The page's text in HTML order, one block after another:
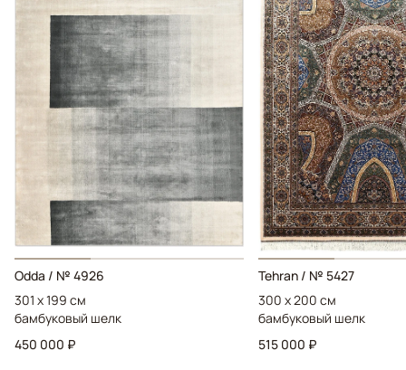
Odda / № 4926
301 x 199 см
бамбуковый шелк
450 000 ₽
Tehran / № 5427
300 x 200 см
бамбуковый шелк
515 000 ₽